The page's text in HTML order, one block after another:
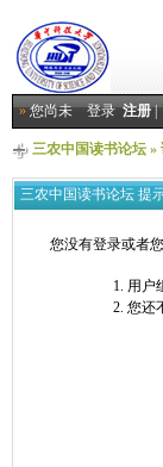
»您尚未登录 注册|
三农中国读书论坛»
三农中国读书论坛 提
您没有登录或者
用户
您还